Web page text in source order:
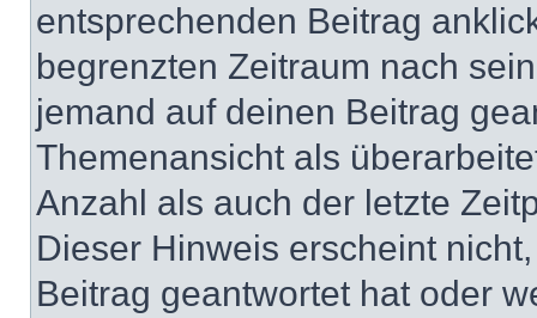
entsprechenden Beitrag
begrenzten Zeitraum nach
jemand auf deinen Beitrag
Themenansicht als
Anzahl als auch der letzte
Dieser Hinweis erscheint
Beitrag geantwortet hat oder